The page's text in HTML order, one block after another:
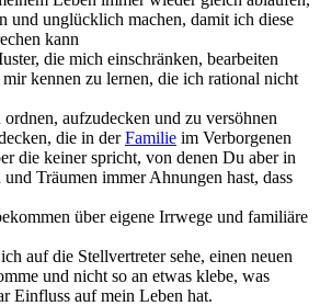
und unglücklich machen, damit ich diese
kann
die mich einschränken, bearbeiten
kennen zu lernen, die ich rational nicht
aufzudecken und zu versöhnen
die in derFamilie im Verborgenen
die keiner spricht, von denen Du aber in
Träumen immer Ahnungen hast, dass
über eigene Irrwege und familiäre
auf die Stellvertreter sehe, einen neuen
und nicht so an etwas klebe, was
Einfluss auf mein Leben hat.